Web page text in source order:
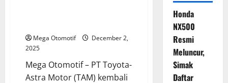
Mega Otomotif
December 2,
2025
Mega Otomotif – PT Toyota-
Astra Motor (TAM) kembali
Honda
NX500
Resmi
Meluncur,
Simak
Daftar